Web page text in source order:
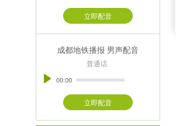
立即配音
成都地铁播报 男声配音
普通话
00:00
立即配音